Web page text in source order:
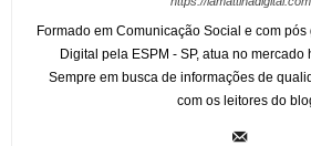
Formado em Comunicação Social e com
Digital pela ESPM - SP, atua no
Sempre em busca de informações de
com os leitores do